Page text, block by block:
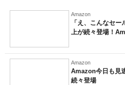
Amazon
「え、こんなセ
上が続々登場！
Amazon
Amazon今日も見
続々登場